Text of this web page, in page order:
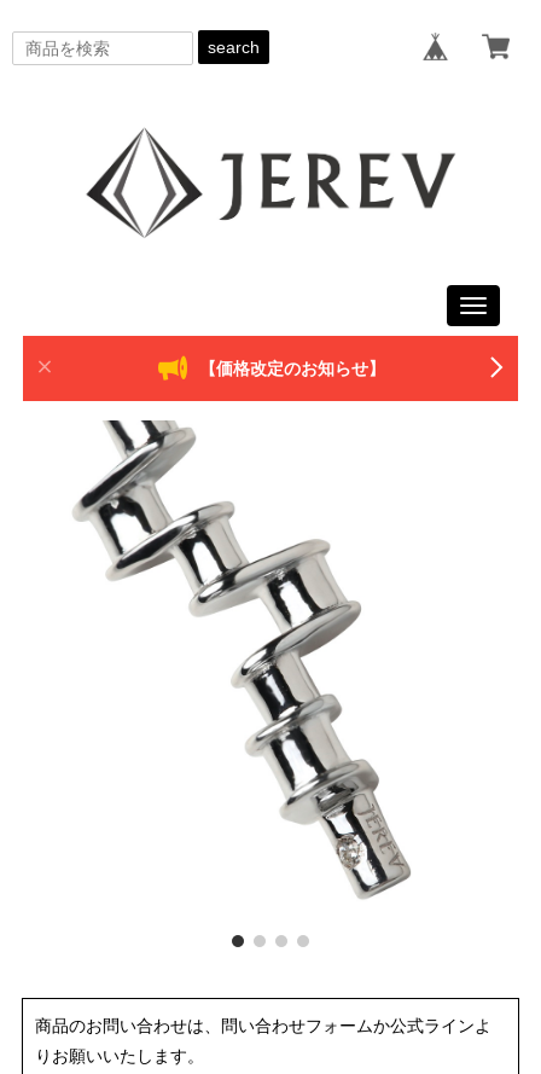
search
Toggle
【価格改定のお知らせ】
商品のお問い合わせは、問い合わせフォームか公式ラインよ
りお願いいたします。